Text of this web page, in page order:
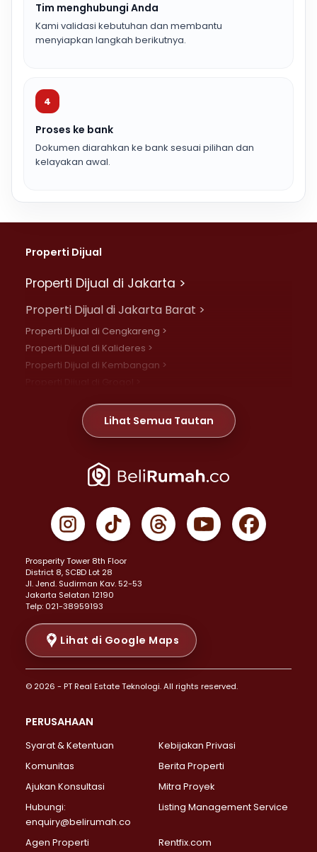
Tim menghubungi Anda
Kami validasi kebutuhan dan membantu
menyiapkan langkah berikutnya.
4
Proses ke bank
Dokumen diarahkan ke bank sesuai pilihan dan
kelayakan awal.
Properti Dijual
Properti Dijual di Jakarta >
Properti Dijual di Jakarta Barat >
Properti Dijual di Cengkareng >
Properti Dijual di Kalideres >
Properti Dijual di Kembangan >
Properti Dijual di Meruya >
Properti Dijual di Jelambar >
Properti Dijual di Jakarta Pusat >
Properti Dijual di Gambir >
Properti Dijual di Johar Baru >
Properti Dijual di Menteng >
Properti Dijual di Senen >
Properti Dijual di Tanah Abang >
Properti Dijual di Cikini >
Properti Dijual di Kramat >
Properti Dijual di Pasar Baru >
Properti Dijual di Bendungan Hilir >
Properti Dijual di Jakarta Selatan >
Properti Dijual di Lebak Bulus >
Properti Dijual di Gandaria Selatan >
Properti Dijual di Pondok Labu >
Properti Dijual di Lenteng Agung >
Properti Dijual di Senayan >
Properti Dijual di Pondok Pinang >
Lihat Semua Tautan
Prosperity Tower 8th Floor
District 8, SCBD Lot 28
JI. Jend. Sudirman Kav. 52-53
Jakarta Selatan 12190
Telp: 021-38959193
Lihat di Google Maps
© 2026 - PT Real Estate Teknologi. All rights reserved.
PERUSAHAAN
Syarat & Ketentuan
Kebijakan Privasi
Komunitas
Berita Properti
Ajukan Konsultasi
Mitra Proyek
Hubungi:
enquiry@belirumah.co
Listing Management Service
Agen Properti Rentfix.com